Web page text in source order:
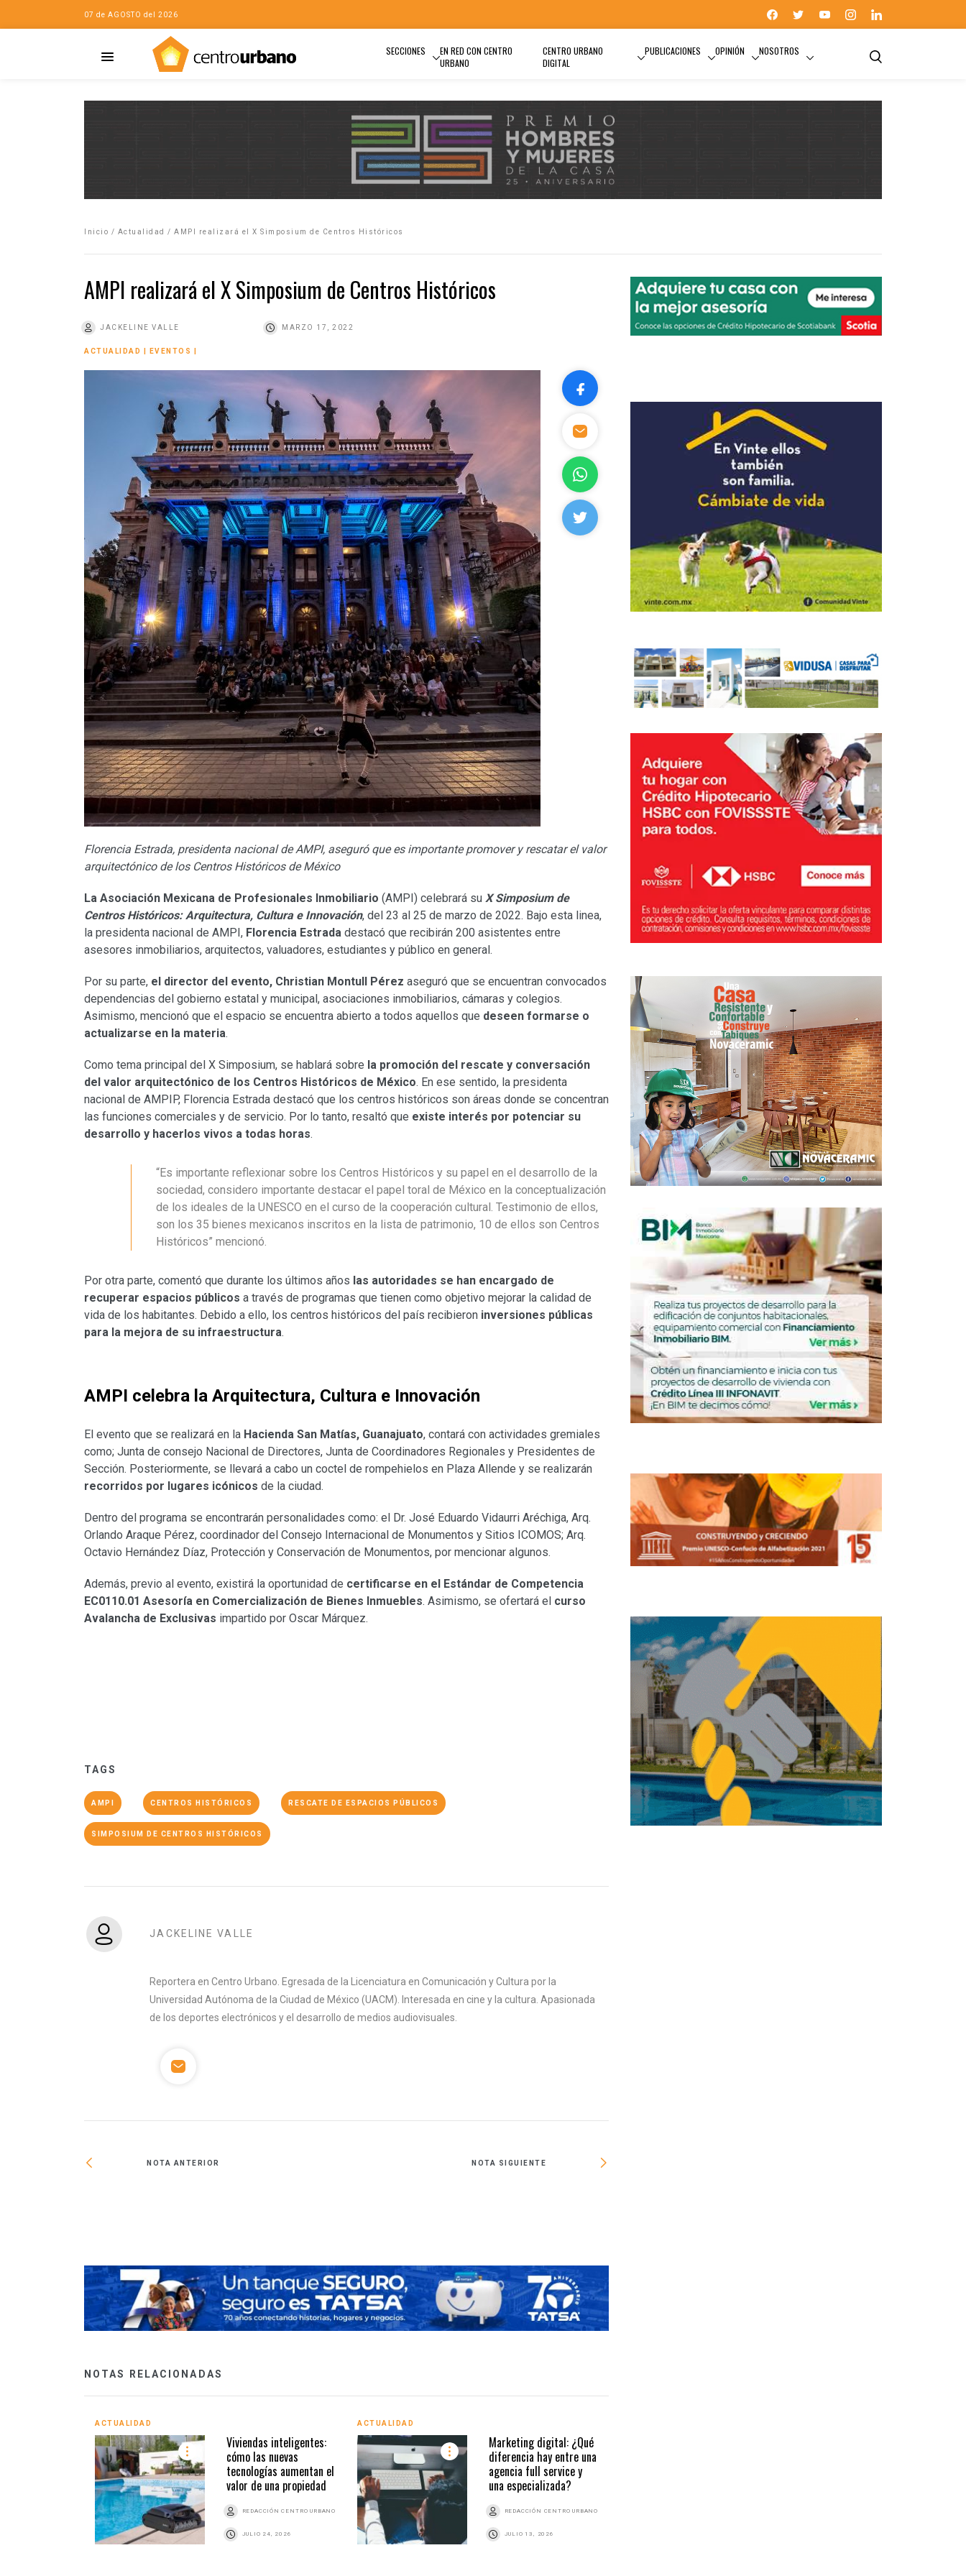
07 de AGOSTO del 2026
SECCIONES
EN RED CON CENTRO
URBANO
CENTRO URBANO
DIGITAL
PUBLICACIONES OPINIÓN NOSOTROS
Inicio / Actualidad / AMPI realizará el X Simposium de Centros Históricos
AMPI realizará el X Simposium de Centros Históricos
JACKELINE VALLE MARZO 17, 2022
ACTUALIDAD EVENTOS
Florencia Estrada, presidenta nacional de AMPI, aseguró que es importante promover y rescatar el valor
arquitectónico de los Centros Históricos de México
La Asociación Mexicana de Profesionales Inmobiliario (AMPI) celebrará su X Simposium de
Centros Históricos: Arquitectura, Cultura e Innovación, del 23 al 25 de marzo de 2022. Bajo esta linea,
la presidenta nacional de AMPI, Florencia Estrada destacó que recibirán 200 asistentes entre
asesores inmobiliarios, arquitectos, valuadores, estudiantes y público en general.
Por su parte, el director del evento, Christian Montull Pérez aseguró que se encuentran convocados
dependencias del gobierno estatal y municipal, asociaciones inmobiliarios, cámaras y colegios.
Asimismo, mencionó que el espacio se encuentra abierto a todos aquellos que deseen formarse o
actualizarse en la materia.
Como tema principal del X Simposium, se hablará sobre la promoción del rescate y conversación
del valor arquitectónico de los Centros Históricos de México. En ese sentido, la presidenta
nacional de AMPIP, Florencia Estrada destacó que los centros históricos son áreas donde se concentran
las funciones comerciales y de servicio. Por lo tanto, resaltó que existe interés por potenciar su
desarrollo y hacerlos vivos a todas horas.
“Es importante reflexionar sobre los Centros Históricos y su papel en el desarrollo de la
sociedad, considero importante destacar el papel toral de México en la conceptualización
de los ideales de la UNESCO en el curso de la cooperación cultural. Testimonio de ellos,
son los 35 bienes mexicanos inscritos en la lista de patrimonio, 10 de ellos son Centros
Históricos” mencionó.
Por otra parte, comentó que durante los últimos años las autoridades se han encargado de
recuperar espacios públicos a través de programas que tienen como objetivo mejorar la calidad de
vida de los habitantes. Debido a ello, los centros históricos del país recibieron inversiones públicas
para la mejora de su infraestructura.
AMPI celebra la Arquitectura, Cultura e Innovación
El evento que se realizará en la Hacienda San Matías, Guanajuato, contará con actividades gremiales
como; Junta de consejo Nacional de Directores, Junta de Coordinadores Regionales y Presidentes de
Sección. Posteriormente, se llevará a cabo un coctel de rompehielos en Plaza Allende y se realizarán
recorridos por lugares icónicos de la ciudad.
Dentro del programa se encontrarán personalidades como: el Dr. José Eduardo Vidaurri Aréchiga, Arq.
Orlando Araque Pérez, coordinador del Consejo Internacional de Monumentos y Sitios ICOMOS; Arq.
Octavio Hernández Díaz, Protección y Conservación de Monumentos, por mencionar algunos.
Además, previo al evento, existirá la oportunidad de certificarse en el Estándar de Competencia
EC0110.01 Asesoría en Comercialización de Bienes Inmuebles. Asimismo, se ofertará el curso
Avalancha de Exclusivas impartido por Oscar Márquez.
TAGS
AMPI CENTROS HISTÓRICOS RESCATE DE ESPACIOS PÚBLICOS
SIMPOSIUM DE CENTROS HISTÓRICOS
JACKELINE VALLE
Reportera en Centro Urbano. Egresada de la Licenciatura en Comunicación y Cultura por la
Universidad Autónoma de la Ciudad de México (UACM). Interesada en cine y la cultura. Apasionada
de los deportes electrónicos y el desarrollo de medios audiovisuales.
NOTA ANTERIOR NOTA SIGUIENTE
NOTAS RELACIONADAS
ACTUALIDAD
Viviendas inteligentes:
cómo las nuevas
tecnologías aumentan el
valor de una propiedad
REDACCIÓN CENTRO URBANO
JULIO 24, 2026
ACTUALIDAD
Marketing digital: ¿Qué
diferencia hay entre una
agencia full service y
una especializada?
REDACCIÓN CENTRO URBANO
JULIO 13, 2026